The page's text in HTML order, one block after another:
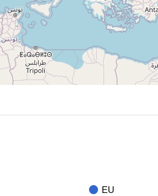
EU